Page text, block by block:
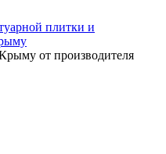
от производителя